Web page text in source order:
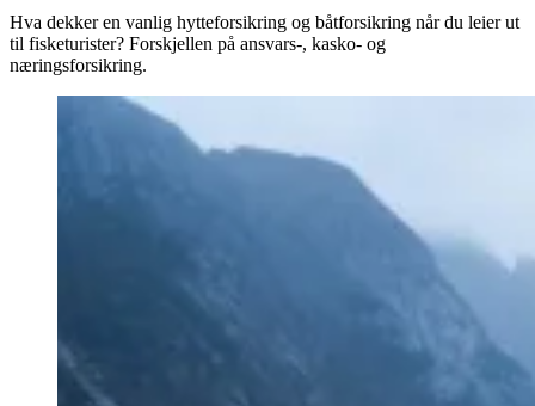
Hva dekker en vanlig hytteforsikring og båtforsikring når du leier ut
til fisketurister? Forskjellen på ansvars-, kasko- og
næringsforsikring.